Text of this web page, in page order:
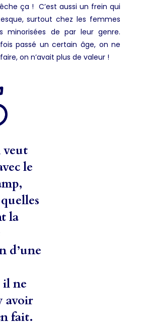
ça ! C’est aussi un frein qui
surtout chez les femmes
minorisées de par leur genre.
passé un certain âge, on ne
on n’avait plus de valeur !
veut
le
la
d’une
il ne
avoir
fait.